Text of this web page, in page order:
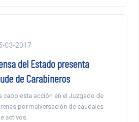
03-2017
del Estado presenta
de Carabineros
cabo esta acción en el Juzgado de
por malversación de caudales
activos.